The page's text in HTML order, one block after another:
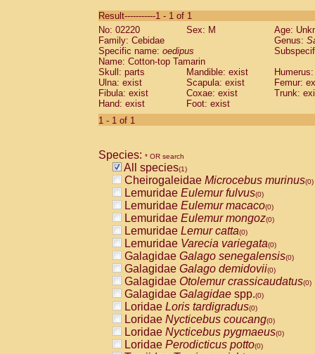
CebidaeSaguinus labiatus(0)
Cebidae Saguinus leucopus (0)
Cebidae
CebidaeSaguinus mystax
Cebidae Saguinus nigricollis (0)
Cebidae Saguinus oedipus
Cebidae Saguinus weddelli
Cebidae Saguinusspp.
Cebidae
CebidaeCebus capucinus
CebidaeCebus nigrivittatus
CebidaeCebus spp.(0)
CebidaeSaimiri boliviensis(0)
CebidaeSaimiri sciureus(0)
AtelidaeAlouatta caraya(0)
AtelidaeAlouatta fusca(0)
AtelidaeAlouatta seniculus(0)
AtelidaeAlouattaspp.(0)
AtelidaeAteles belzebuth(0)
AtelidaeAteles geoffroyi(0)
AtelidaeAteles paniscus(0)
AtelidaeAtelesspp.(0)
AtelidaeLagothrix lagothricha(0)
AtelidaeLagothrix lagothricha cana
PitheciidaeCacajao calvus
Result-----------1 - 1 of 1
No: 02220
Sex: M
Age:
Family: Cebidae
Genus:
Specific name: oedipus
Name: Cotton-top Tamarin
Skull: parts
Mandible: exist
Ulna: exist
Scapula: exist
Femur:
Fibula: exist
Coxae: exist
Trunk:
Hand: exist
Foot: exist
1 - 1 of 1
Species: * OR search
All species(1)
Cheirogaleidae Microcebus murinus(0)
Lemuridae Eulemur fulvus(0)
Lemuridae Eulemur macaco(0)
Lemuridae Eulemur mongoz(0)
Lemuridae Lemur catta(0)
Lemuridae Varecia variegata(0)
Galagidae Galago senegalensis(0)
Galagidae Galago demidovii(0)
Galagidae Otolemur crassicaudatus(0)
Galagidae Galagidae spp.(0)
Loridae Loris tardigradus(0)
Loridae Nycticebus coucang(0)
Loridae Nycticebus pygmaeus(0)
Loridae Perodicticus potto(0)